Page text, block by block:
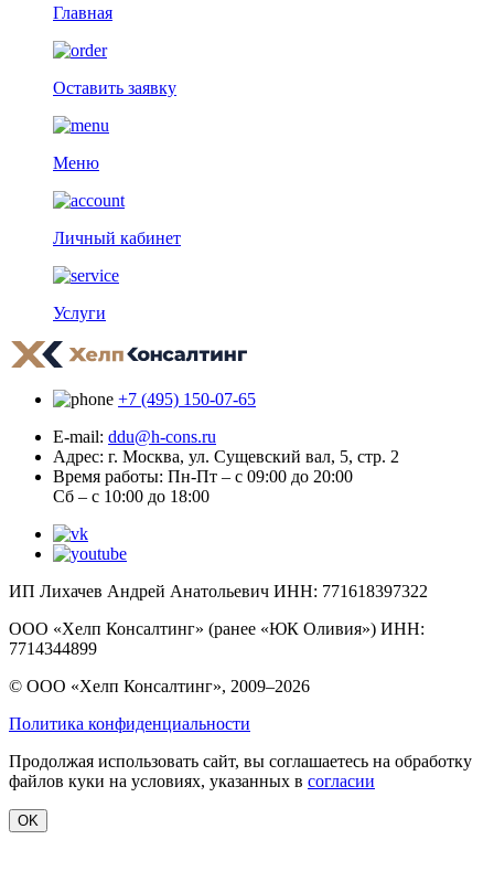
Главная
Оставить заявку
Меню
Личный кабинет
Услуги
+7 (495) 150-07-65
E-mail: ddu@h-cons.ru
Адрес: г. Москва, ул. Сущевский вал, 5, стр. 2
Время работы: Пн-Пт – с 09:00 до 20:00
Сб – с 10:00 до 18:00
ИП Лихачев Андрей Анатольевич ИНН: 771618397322
ООО «Хелп Консалтинг» (ранее «ЮК Оливия») ИНН:
7714344899
© ООО «Хелп Консалтинг», 2009–2026
Политика конфиденциальности
Продолжая использовать сайт, вы соглашаетесь на обработку
файлов куки на условиях, указанных в согласии
OK